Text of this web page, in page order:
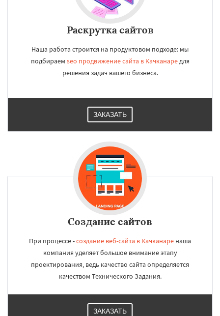
Раскрутка сайтов
Наша работа строится на продуктовом подходе: мы
подбираем seo продвижение сайта в Качканаредля
решения задач вашего бизнеса.
ЗАКАЗАТЬ
Создание сайтов
При процессе -создание веб-сайта в Качканаре наша
компания уделяет большое внимание этапу
проектирования, ведь качество сайта определяется
качеством Технического Задания.
ЗАКАЗАТЬ